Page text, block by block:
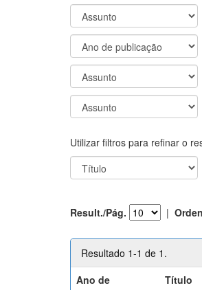
Utilizar filtros para refinar o
Result./Pág. |
Resultado 1-1 de 1.
Ano de
Título